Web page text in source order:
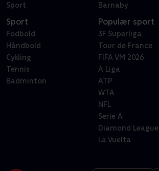
Sport
Barnaby
Sport
Fodbold
Håndbold
Cykling
Tennis
Badminton
Populær sport
3F Superliga
Tour de France
FIFA VM 2026
A Liga
ATP
WTA
NFL
Serie A
Diamond League
La Vuelta